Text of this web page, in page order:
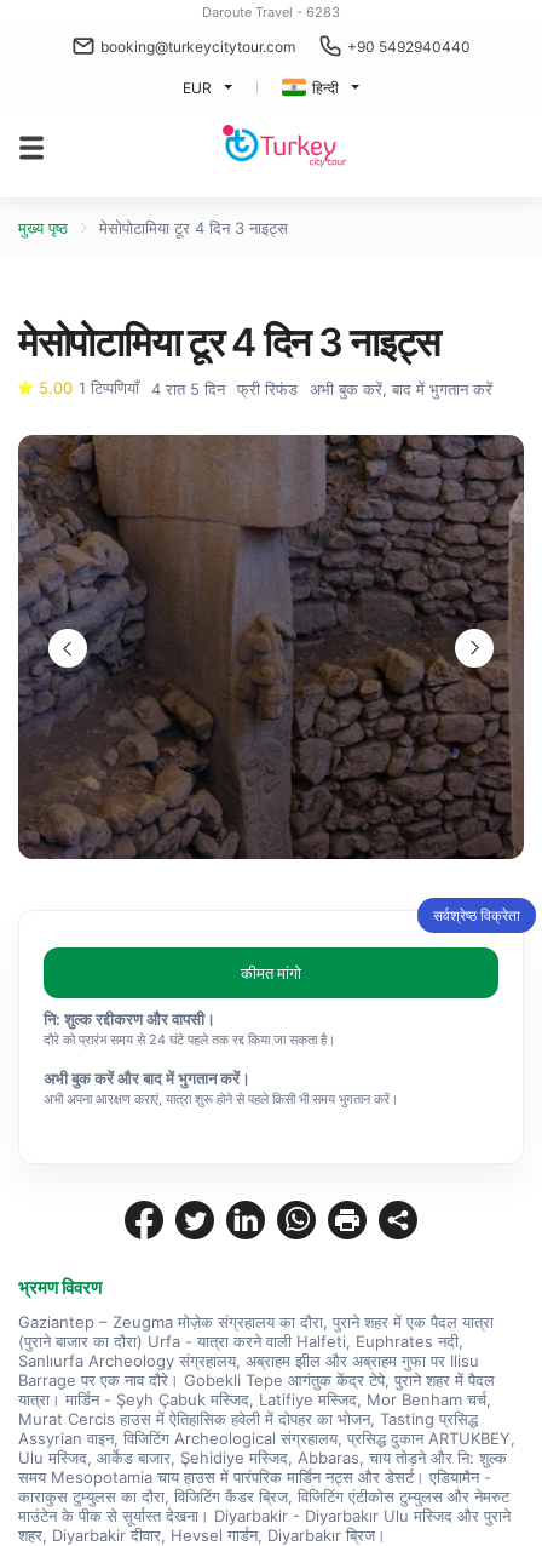
Daroute Travel - 6283
booking@turkeycitytour.com +90 5492940440
EUR हिन्दी
मुख्य पृष्ठ मेसोपोटामिया टूर 4 दिन 3 नाइट्स
भ्रमण विवरण
Gaziantep – Zeugma मोज़ेक संग्रहालय का दौरा, पुराने शहर में एक पैदल यात्रा
(पुराने बाजार का दौरा) Urfa - यात्रा करने वाली Halfeti, Euphrates नदी,
Sanlıurfa Archeology संग्रहालय, अब्राहम झील और अब्राहम गुफा पर Ilisu
Barrage पर एक नाव दौरे। Gobekli Tepe आगंतुक केंद्र टेपे, पुराने शहर में पैदल
यात्रा। मार्डिन - Şeyh Çabuk मस्जिद, Latifiye मस्जिद, Mor Benham चर्च,
Murat Cercis हाउस में ऐतिहासिक हवेली में दोपहर का भोजन, Tasting प्रसिद्ध
Assyrian वाइन, विजिटिंग Archeological संग्रहालय, प्रसिद्ध दुकान ARTUKBEY,
Ulu मस्जिद, आर्केड बाजार, Şehidiye मस्जिद, Abbaras, चाय तोड़ने और नि: शुल्क
समय Mesopotamia चाय हाउस में पारंपरिक मार्डिन नट्स और डेसर्ट। एडियामैन -
काराकुस टुम्युलस का दौरा, विजिटिंग कैंडर ब्रिज, विजिटिंग एंटीकोस टुम्युलस और नेमरुट
माउंटेन के पीक से सूर्यास्त देखना। Diyarbakir - Diyarbakır Ulu मस्जिद और पुराने
शहर, Diyarbakir दीवार, Hevsel गार्डन, Diyarbakır ब्रिज।
मेसोपोटामिया टूर 4 दिन 3 नाइट्स
5.00 1 टिप्पणियाँ 4 रात 5 दिन फ्री रिफंड अभी बुक करें, बाद में भुगतान करें
सर्वश्रेष्ठ विक्रेता
कीमत मांगो
नि: शुल्क रद्दीकरण और वापसी।
दौरे को प्रारंभ समय से 24 घंटे पहले तक रद्द किया जा सकता है।
अभी बुक करें और बाद में भुगतान करें।
अभी अपना आरक्षण कराएं, यात्रा शुरू होने से पहले किसी भी समय भुगतान करें।